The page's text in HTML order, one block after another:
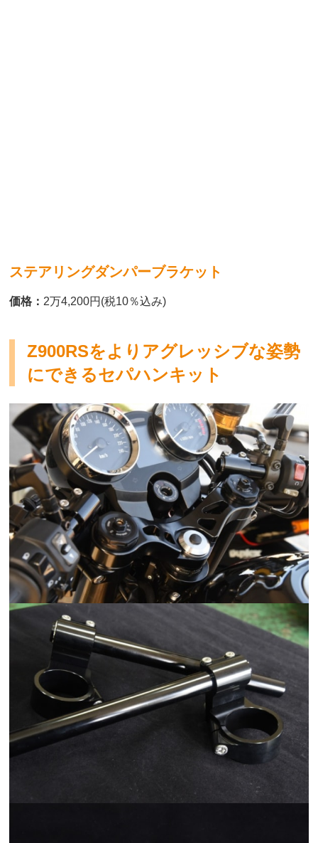
ステアリングダンパーブラケット
価格： 2万4,200円(税10％込み)
Z900RSをよりアグレッシブな姿勢
にできるセパハンキット